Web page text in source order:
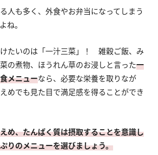
人も多く、外食やお弁当になってしまう
ね。
たいのは「一汁三菜」！ 雑穀ご飯、み
の煮物、ほうれん草のお浸しと言った一
メニューなら、必要な栄養を取りなが
めでも見た目で満足感を得ることができ
め、たんぱく質は摂取することを意識し
りのメニューを選びましょう。